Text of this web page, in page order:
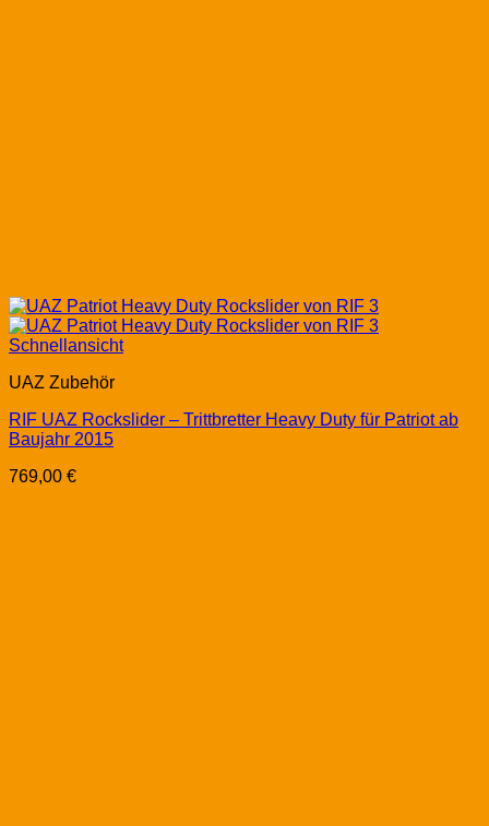
Schnellansicht
UAZ Zubehör
RIF UAZ Rockslider – Trittbretter Heavy Duty für Patriot ab
Baujahr 2015
769,00 €